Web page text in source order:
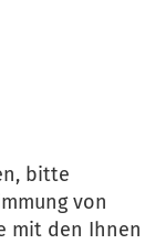
bitte
von
mit den Ihnen